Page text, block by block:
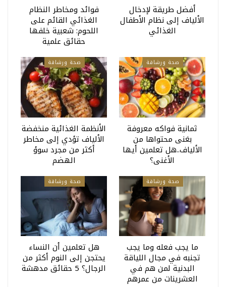
أفضل طريقة لإدخال
الألياف إلى نظام الأطفال
الغذائي
فوائد ومخاطر النظام
الغذائي القائم على
اللحوم: شعبية خلفها
حقائق علمية
صحة ورشاقة
ثمانية فواكه معروفة
بغنى محتواها من
الألياف..هل تعلمين أيها
الأغنى؟
صحة ورشاقة
الأنظمة الغذائية منخفضة
الألياف تؤدي إلى مخاطر
أكثر من مجرد سوؤ
الهضم
صحة ورشاقة
ما يجب فعله وما يجب
تجنبه في مجال اللياقة
البدنية لمن هم في
العشرينات من عمرهم
صحة ورشاقة
هل تعلمين أن النساء
يحتجن إلى النوم أكثر من
الرجال؟ 5 حقائق مدهشة